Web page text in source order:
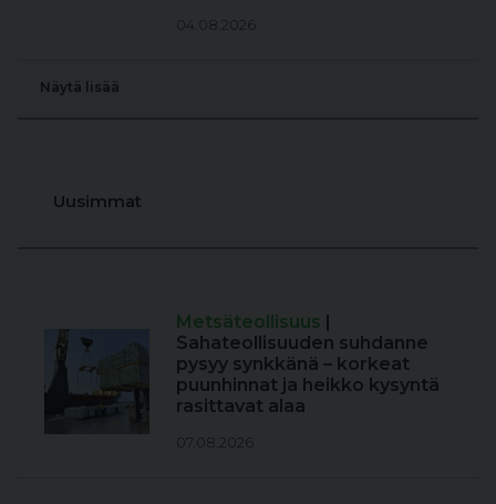
04.08.2026
Näytä lisää
Uusimmat
Metsäteollisuus |
Sahateollisuuden suhdanne
pysyy synkkänä – korkeat
puunhinnat ja heikko kysyntä
rasittavat alaa
07.08.2026